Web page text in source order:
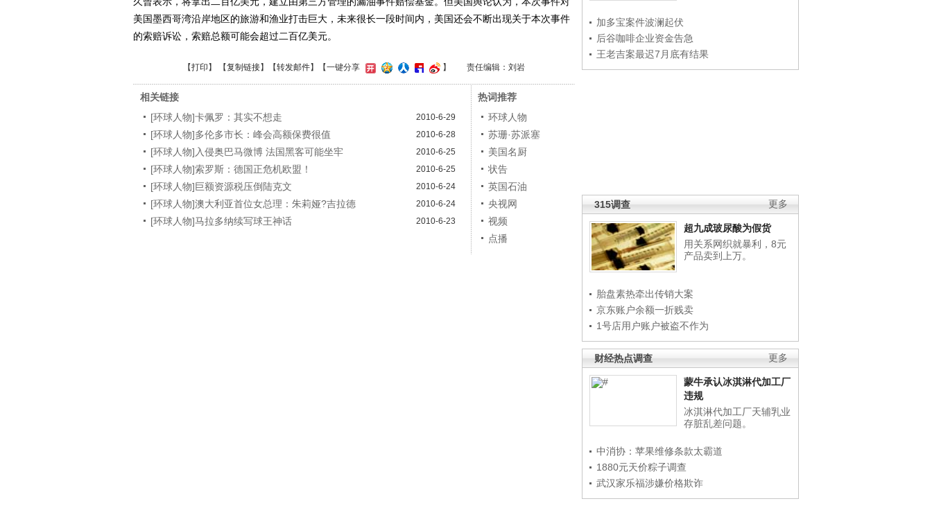
加多宝案件波澜起伏
后谷咖啡企业资金告急
王老吉案最迟7月底有结果
更多
315调查
超九成玻尿酸为假货
用关系网织就暴利，8元
产品卖到上万。
胎盘素热牵出传销大案
京东账户余额一折贱卖
1号店用户账户被盗不作为
更多
财经热点调查
蒙牛承认冰淇淋代加工厂
违规
冰淇淋代加工厂天辅乳业
存脏乱差问题。
中消协：苹果维修条款太霸道
1880元天价粽子调查
武汉家乐福涉嫌价格欺诈
美国墨西哥湾沿岸地区的旅游和渔业打击巨大，未来很长一段时间内，美国还会不断出现关于本次事件
的索赔诉讼，索赔总额可能会超过二百亿美元。
【打印 】 【复制链接】【转发邮件】【一键分享 】 责任编辑：刘岩
相关链接
[环球人物]卡佩罗：其实不想走
2010-6-29
[环球人物]多伦多市长：峰会高额保费很值 2010-6-28
[环球人物]入侵奥巴马微博 法国黑客可能坐牢 2010-6-25
[环球人物]索罗斯：德国正危机欧盟！ 2010-6-25
[环球人物]巨额资源税压倒陆克文 2010-6-24
[环球人物]澳大利亚首位女总理：朱莉娅?吉拉德 2010-6-24
[环球人物]马拉多纳续写球王神话 2010-6-23
热词推荐
环球人物
苏珊·苏派塞
美国名厨
状告
英国石油
央视网
视频
点播